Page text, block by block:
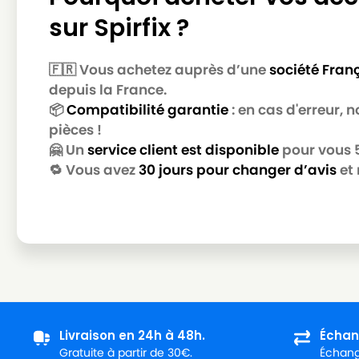
MIELE
MIELE ALLERGY CONTROL 2000 / AL
MIELE
MIELE ALLERGY CONTROL 500
MIELE
MIELE ALLERGY CONTROL 600
MIELE ALLERGY CONTROL 700
MIELE
MIELE ALLERGY CONTROL 800
MIELE ALLERGY CONTROL PLUSS600
MIELE
MIELE ALLERGY CONTROL S300
sur Spirfix ?
🇫🇷 Vous achetez auprès d’unesociété
depuis la France.
📦Compatibilité garantie: en cas d'erreur,
pièces !
🤗 Un service client est disponible pour vous
🔁 Vous avez30 jours pour changer d’aviset
Livraison en 24h à 48h.
Gratuite à partir de 30€.